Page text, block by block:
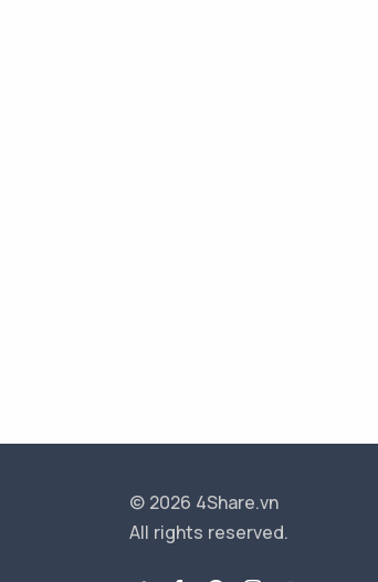
© 2026 4Share.vn
All rights reserved.